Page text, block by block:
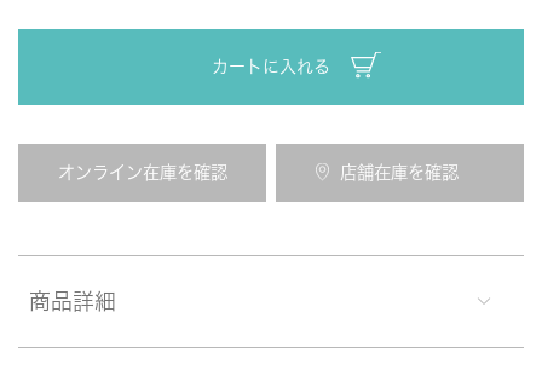
カートに入れる
オンライン在庫を確認 店舗在庫を確認
商品詳細